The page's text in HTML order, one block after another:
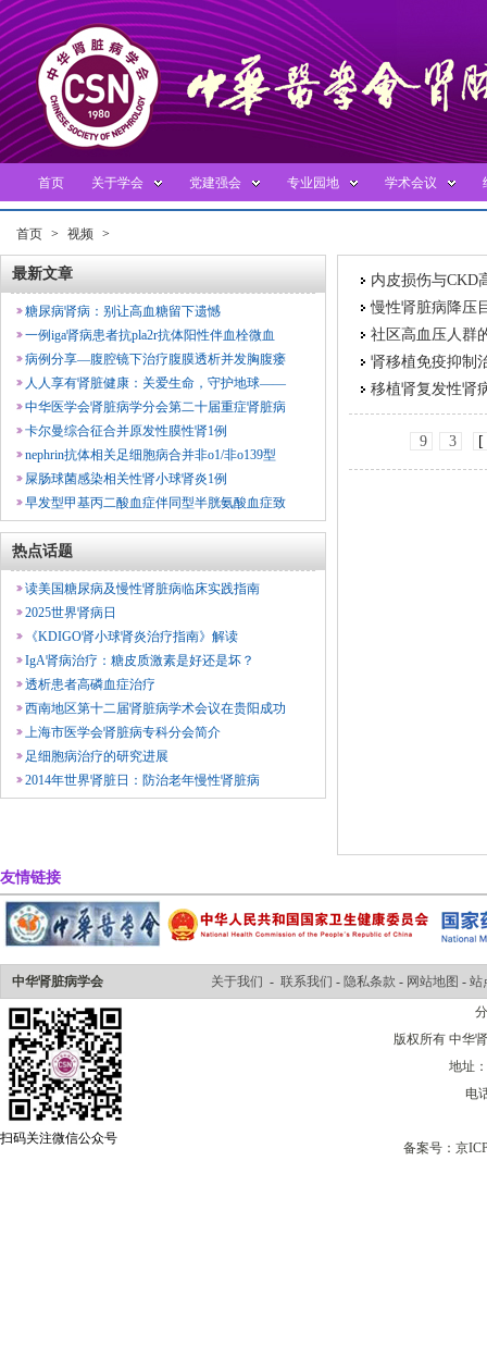
首页 关于学会 党建强会 专业园地 学术会议
首页 > 视频 >
最新文章
糖尿病肾病：别让高血糖留下遗憾
一例iga肾病患者抗pla2r抗体阳性伴血栓微血
病例分享—腹腔镜下治疗腹膜透析并发胸腹瘘
人人享有肾脏健康：关爱生命，守护地球——
中华医学会肾脏病学分会第二十届重症肾脏病
卡尔曼综合征合并原发性膜性肾1例
nephrin抗体相关足细胞病合并非o1/非o139型
屎肠球菌感染相关性肾小球肾炎1例
早发型甲基丙二酸血症伴同型半胱氨酸血症致
热点话题
读美国糖尿病及慢性肾脏病临床实践指南
2025世界肾病日
《KDIGO肾小球肾炎治疗指南》解读
IgA肾病治疗：糖皮质激素是好还是坏？
透析患者高磷血症治疗
西南地区第十二届肾脏病学术会议在贵阳成功
上海市医学会肾脏病专科分会简介
足细胞病治疗的研究进展
2014年世界肾脏日：防治老年慢性肾脏病
内皮损伤与CKD
慢性肾脏病降压
社区高血压人群
肾移植免疫抑制
移植肾复发性肾
9 3 [
友情链接
中华肾脏病学会 关于我们 - 联系我们 - 隐私条款 - 网站地图 - 站
扫码关注微信公众号
版权所有 中华
地址
电
备案号： 京